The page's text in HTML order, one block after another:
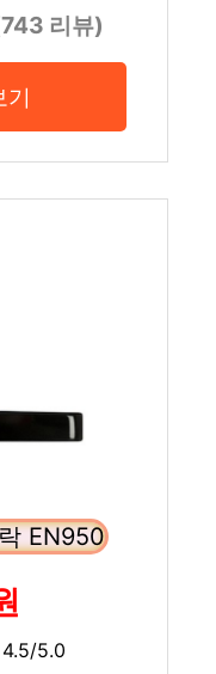
리뷰)
기
EN950
4.5/5.0